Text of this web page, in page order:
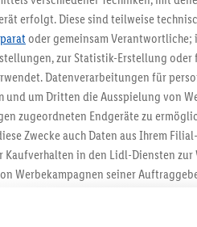
Meine
5.95 €
erfolgt. Diese sind teilweise
oder gemeinsam Verantwortliche;
zur Statistik-Erstellung
Datenverarbeitungen für
und um Dritten die Ausspielung von
zugeordneten Endgeräte zu
Zwecke auch Daten aus Ihrem
Kaufverhalten in den Lidl-Diensten
Werbekampagnen seiner
die Zusammenführung von